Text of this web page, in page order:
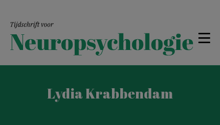
Lydia Krabbendam